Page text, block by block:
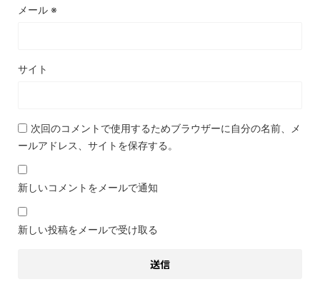
メール ※
サイト
次回のコメントで使用するためブラウザーに自分の名前、メ
ールアドレス、サイトを保存する。
新しいコメントをメールで通知
新しい投稿をメールで受け取る